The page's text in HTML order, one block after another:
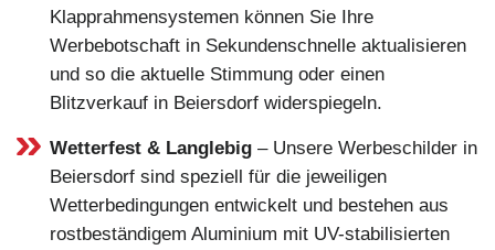
Klapprahmensystemen können Sie Ihre
Werbebotschaft in Sekundenschnelle aktualisieren
und so die aktuelle Stimmung oder einen
Blitzverkauf in Beiersdorf widerspiegeln.
Wetterfest & Langlebig – Unsere Werbeschilder in
Beiersdorf sind speziell für die jeweiligen
Wetterbedingungen entwickelt und bestehen aus
rostbeständigem Aluminium mit UV-stabilisierten